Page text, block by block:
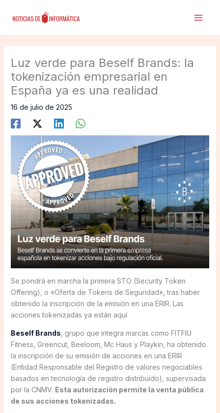
Luz verde para Beself Brands: la
tokenización empresarial en
España ya es una realidad
16 de julio de 2025
Se pondrá en marcha la primera STO (Security Token
Offering), o «Oferta de Tokens de Seguridad», tras haber
obtenido la inscripción de la emisión en una ERIR. Las
acciones tokenizadas ya están aquí
Beself Brands , grupo que integra marcas como FITFIU
Fitness, Greencut, Beeloom, Mc Haus y Playkin, ha obtenido
la inscripción de su emisión de acciones en una ERIR
(Entidad Responsable del Registro de valores negociables
basados en tecnología de registro distribuido), supervisada
por la CNMV. Esta autorización permite la venta pública
de sus acciones tokenizadas.